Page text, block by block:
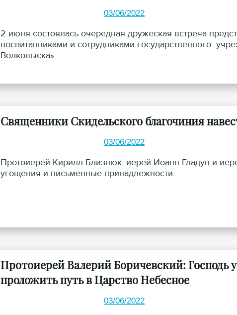
03/06/2022
2 июня состоялась очередная дружеская встреча
воспитанниками и сотрудниками государственного
Волковыска».
Священники Скидельского благочиния
03/06/2022
Протоиерей Кирилл Близнюк, иерей Иоанн Гладун и
угощения и письменные принадлежности.
Протоиерей Валерий Боричевский: Господь
проложить путь в Царство Небесное
03/06/2022